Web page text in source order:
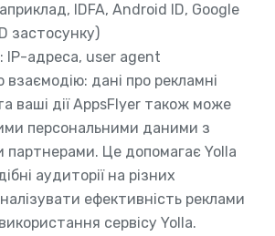
IDFA, Android ID, Google
застосунку)
IP-адреса, user agent
взаємодію: дані про рекламні
ваші дії AppsFlyer також може
персональними даними з
партнерами. Це допомагає Yolla
аудиторії на різних
ефективність реклами
сервісу Yolla.